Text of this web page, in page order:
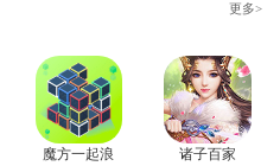
更多>
魔方一起浪 诸子百家